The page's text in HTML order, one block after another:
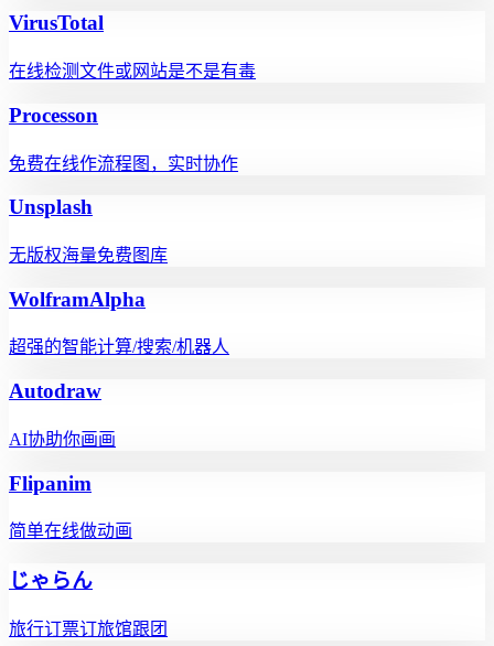
VirusTotal
在线检测文件或网站是不是有毒
Processon
免费在线作流程图，实时协作
Unsplash
无版权海量免费图库
WolframAlpha
超强的智能计算/搜索/机器人
Autodraw
AI协助你画画
Flipanim
简单在线做动画
じゃらん
旅行订票订旅馆跟团